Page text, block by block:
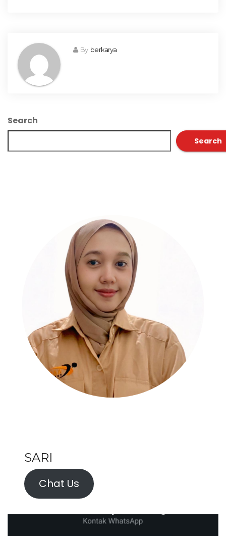
By berkarya
Search
Search
SARI
Chat Us